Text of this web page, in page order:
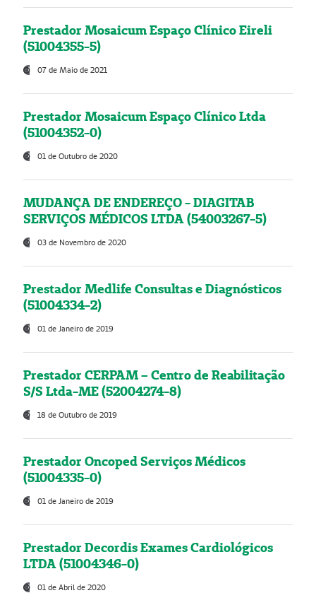
Prestador Mosaicum Espaço Clínico Eireli
(51004355-5)
07 de Maio de 2021
Prestador Mosaicum Espaço Clínico Ltda
(51004352-0)
01 de Outubro de 2020
MUDANÇA DE ENDEREÇO - DIAGITAB
SERVIÇOS MÉDICOS LTDA (54003267-5)
03 de Novembro de 2020
Prestador Medlife Consultas e Diagnósticos
(51004334-2)
01 de Janeiro de 2019
Prestador CERPAM – Centro de Reabilitação
S/S Ltda-ME (52004274-8)
18 de Outubro de 2019
Prestador Oncoped Serviços Médicos
(51004335-0)
01 de Janeiro de 2019
Prestador Decordis Exames Cardiológicos
LTDA (51004346-0)
01 de Abril de 2020